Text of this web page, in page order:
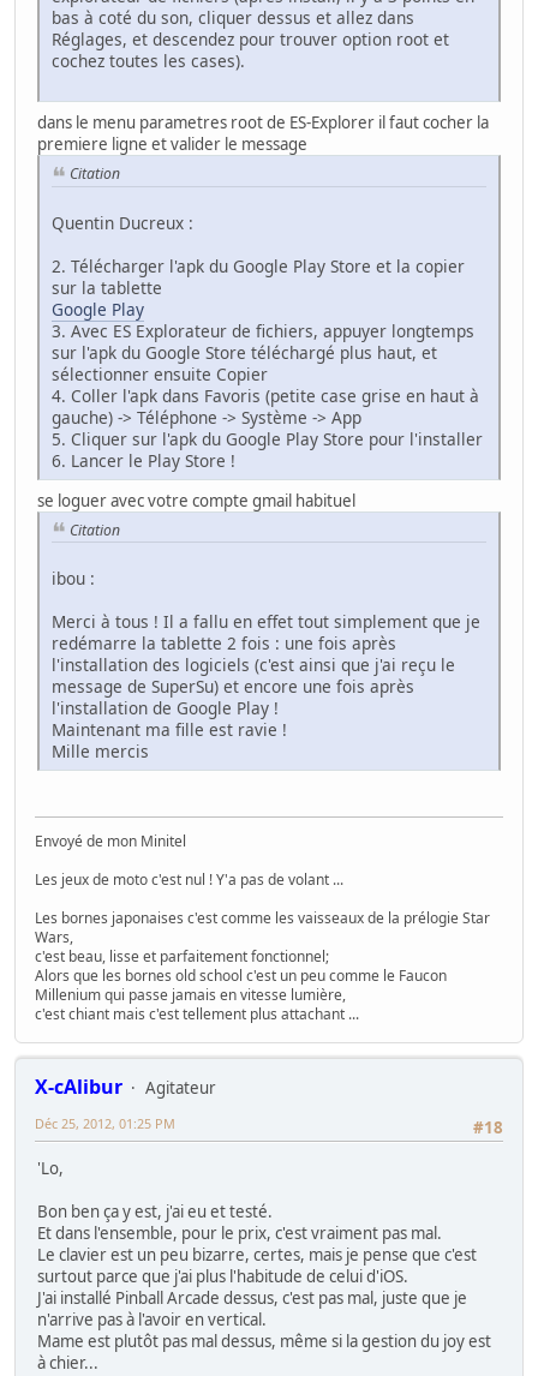
bas à coté du son, cliquer dessus et allez dans
Réglages, et descendez pour trouver option root et
cochez toutes les cases).
dans le menu parametres root de ES-Explorer il faut cocher la
premiere ligne et valider le message
Citation
Quentin Ducreux :
2. Télécharger l'apk du Google Play Store et la copier
sur la tablette
Google Play
3. Avec ES Explorateur de fichiers, appuyer longtemps
sur l'apk du Google Store téléchargé plus haut, et
sélectionner ensuite Copier
4. Coller l'apk dans Favoris (petite case grise en haut à
gauche) -> Téléphone -> Système -> App
5. Cliquer sur l'apk du Google Play Store pour l'installer
6. Lancer le Play Store !
se loguer avec votre compte gmail habituel
Citation
ibou :
Merci à tous ! Il a fallu en effet tout simplement que je
redémarre la tablette 2 fois : une fois après
l'installation des logiciels (c'est ainsi que j'ai reçu le
message de SuperSu) et encore une fois après
l'installation de Google Play !
Maintenant ma fille est ravie !
Mille mercis
Envoyé de mon Minitel
Les jeux de moto c'est nul ! Y'a pas de volant ...
Les bornes japonaises c'est comme les vaisseaux de la prélogie Star
Wars,
c'est beau, lisse et parfaitement fonctionnel;
Alors que les bornes old school c'est un peu comme le Faucon
Millenium qui passe jamais en vitesse lumière,
c'est chiant mais c'est tellement plus attachant ...
X-cAlibur
Agitateur
#18
Déc 25, 2012, 01:25 PM
'Lo,
Bon ben ça y est, j'ai eu et testé.
Et dans l'ensemble, pour le prix, c'est vraiment pas mal.
Le clavier est un peu bizarre, certes, mais je pense que c'est
surtout parce que j'ai plus l'habitude de celui d'iOS.
J'ai installé Pinball Arcade dessus, c'est pas mal, juste que je
n'arrive pas à l'avoir en vertical.
Mame est plutôt pas mal dessus, même si la gestion du joy est
à chier...